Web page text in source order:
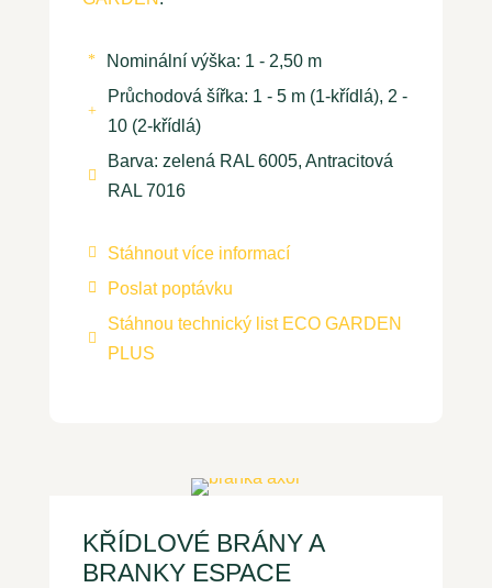
* Nominální výška: 1 - 2,50 m
+
Průchodová šířka: 1 - 5 m (1-křídlá), 2 -
10 (2-křídlá)

Barva: zelená RAL 6005, Antracitová
RAL 7016
 Stáhnout více informací
 Poslat poptávku

Stáhnou technický list ECO GARDEN
PLUS
KŘÍDLOVÉ BRÁNY A
BRANKY ESPACE